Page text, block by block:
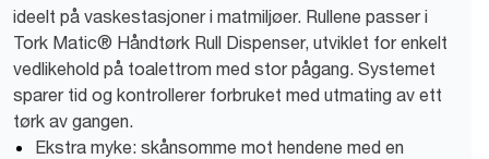
ideelt på vaskestasjoner i matmiljøer. Rullene passer i
Tork Matic® Håndtørk Rull Dispenser, utviklet for enkelt
vedlikehold på toalettrom med stor pågang. Systemet
sparer tid og kontrollerer forbruket med utmating av ett
tørk av gangen.
Ekstra myke: skånsomme mot hendene med en